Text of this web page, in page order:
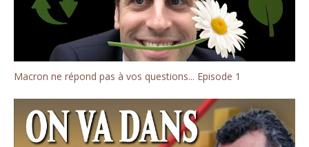
Macron ne répond pas à vos questions... Episode 1